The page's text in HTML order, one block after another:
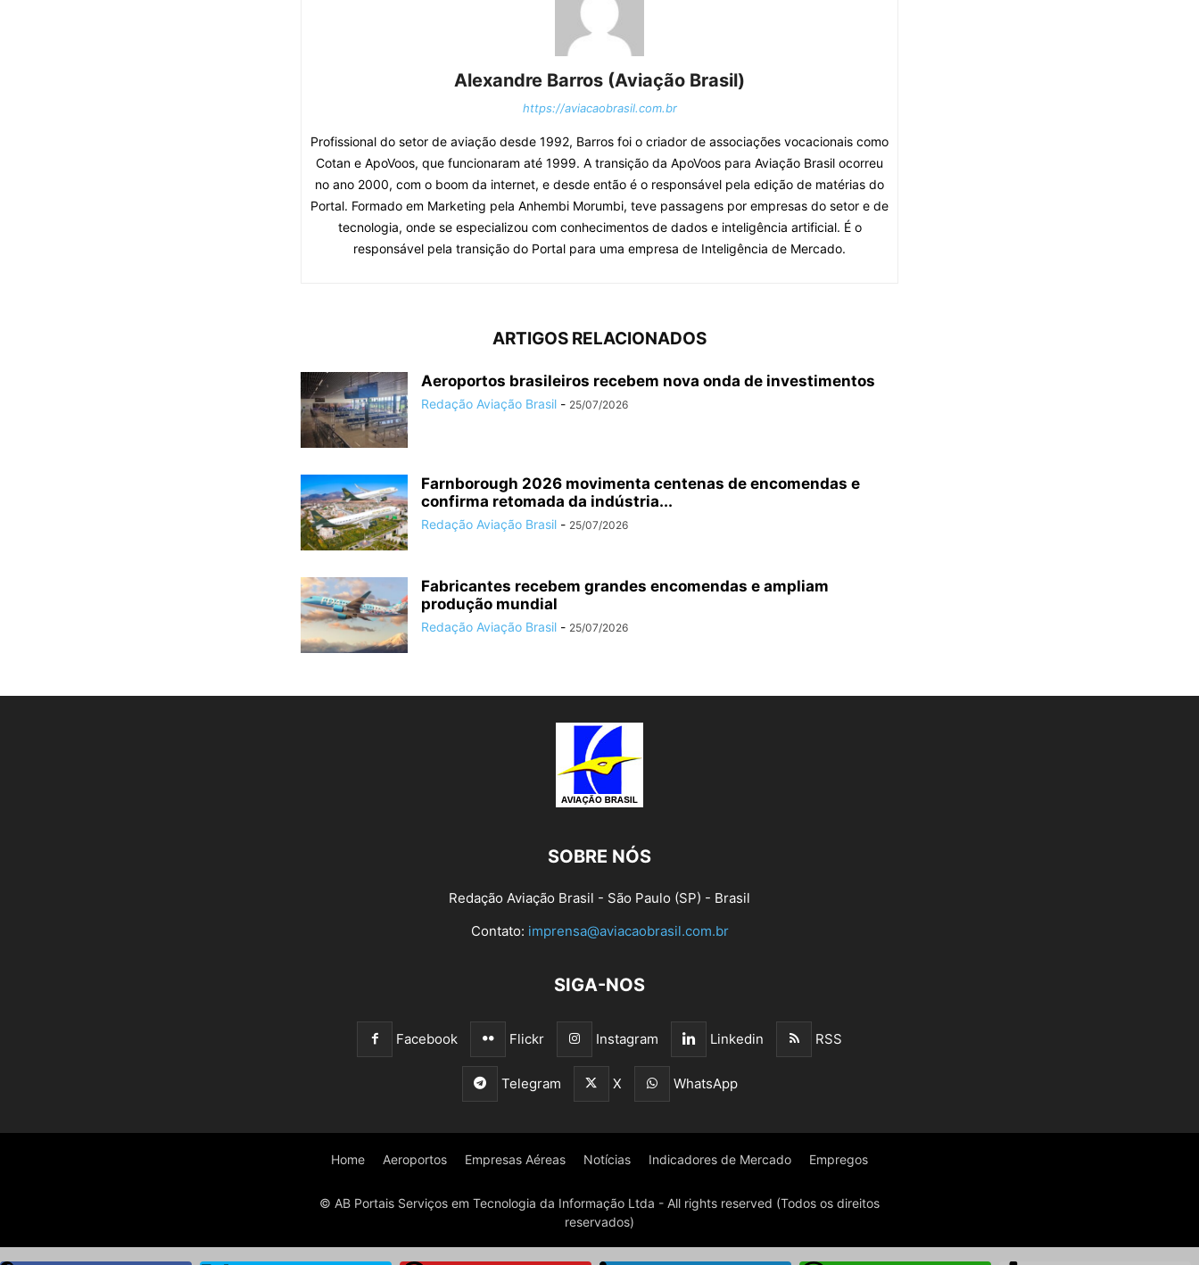
Alexandre Barros (Aviação Brasil)
https://aviacaobrasil.com.br
Profissional do setor de aviação desde 1992, Barros foi o criador de associações vocacionais como
Cotan e ApoVoos, que funcionaram até 1999. A transição da ApoVoos para Aviação Brasil ocorreu
no ano 2000, com o boom da internet, e desde então é o responsável pela edição de matérias do
Portal. Formado em Marketing pela Anhembi Morumbi, teve passagens por empresas do setor e de
tecnologia, onde se especializou com conhecimentos de dados e inteligência artificial. É o
responsável pela transição do Portal para uma empresa de Inteligência de Mercado.
ARTIGOS RELACIONADOS
Aeroportos brasileiros recebem nova onda de investimentos
Redação Aviação Brasil - 25/07/2026
Farnborough 2026 movimenta centenas de encomendas e
confirma retomada da indústria...
Redação Aviação Brasil - 25/07/2026
Fabricantes recebem grandes encomendas e ampliam
produção mundial
Redação Aviação Brasil - 25/07/2026
SOBRE NÓS
Redação Aviação Brasil - São Paulo (SP) - Brasil
Contato: imprensa@aviacaobrasil.com.br
SIGA-NOS
Facebook Flickr Instagram Linkedin RSS
Telegram X WhatsApp
Home Aeroportos Empresas Aéreas Notícias Indicadores de Mercado Empregos
© AB Portais Serviços em Tecnologia da Informação Ltda - All rights reserved (Todos os direitos
reservados)